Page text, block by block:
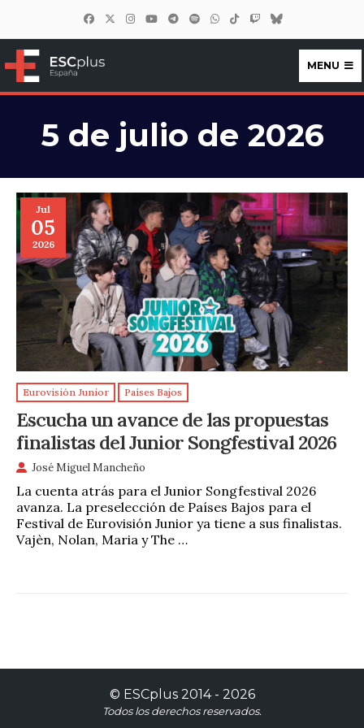
ESCplus España
MENU
5 de julio de 2026
Jul
05
2026
Eurovisión Junior Países Bajos
Escucha un avance de las propuestas
finalistas del Junior Songfestival 2026
José Miguel Mancheño
La cuenta atrás para el Junior Songfestival 2026
avanza. La preselección de Países Bajos para el
Festival de Eurovisión Junior ya tiene a sus finalistas.
Vajèn, Nolan, Maria y The …
© ESCplus2014 - 2026
Todos los derechos reservados.